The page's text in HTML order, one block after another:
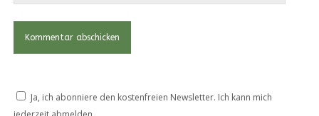
Ja, ich abonniere den kostenfreien Newsletter. Ich kann mich